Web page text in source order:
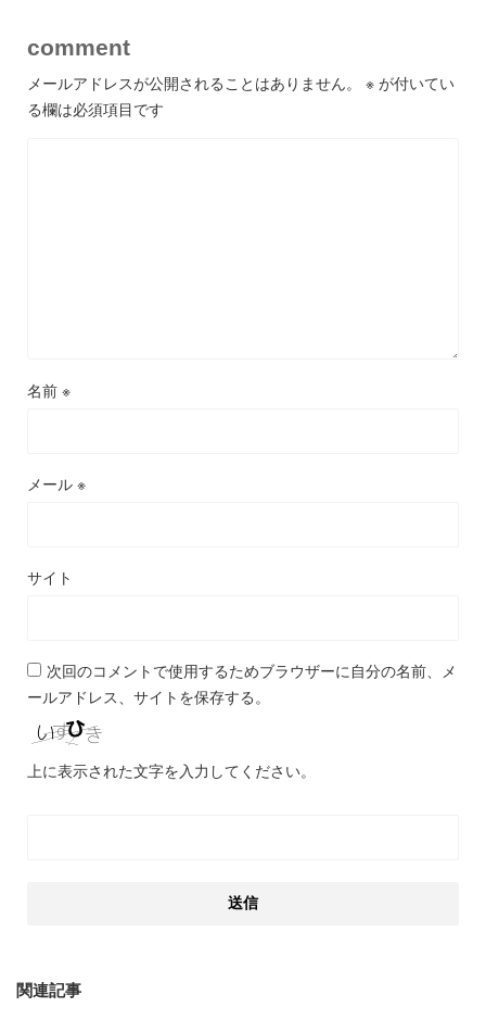
comment
メールアドレスが公開されることはありません。 ※ が付いてい
る欄は必須項目です
名前 ※
メール ※
サイト
次回のコメントで使用するためブラウザーに自分の名前、メ
ールアドレス、サイトを保存する。
上に表示された文字を入力してください。
関連記事